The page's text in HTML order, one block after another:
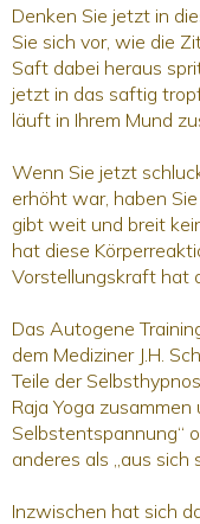
Denken Sie jetzt in
Sie sich vor, wie die
Saft dabei heraus
jetzt in das saftig
läuft in Ihrem Mund
Wenn Sie jetzt
erhöht war, haben
gibt weit und breit
hat diese
Vorstellungskraft hat
Das Autogene
dem Mediziner J.H.
Teile der
Raja Yoga
Selbstentspannung“
anderes als „aus
Inzwischen hat sich